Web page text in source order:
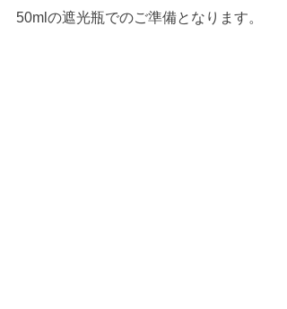
50mlの遮光瓶でのご準備となります。